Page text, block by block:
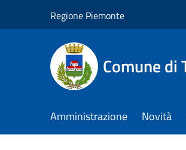
Regione Piemonte
Comune di
Amministrazione Novità